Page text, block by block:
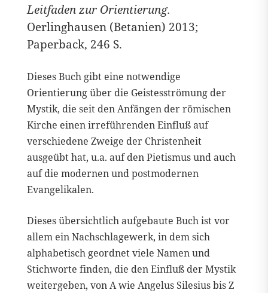
Leitfaden zur Orientierung.
Oerlinghausen (Betanien) 2013;
Paperback, 246 S.
Dieses Buch gibt eine notwendige
Orientierung über die Geistesströmung der
Mystik, die seit den Anfängen der römischen
Kirche einen irreführenden Einfluß auf
verschiedene Zweige der Christenheit
ausgeübt hat, u.a. auf den Pietismus und auch
auf die modernen und postmodernen
Evangelikalen.
Dieses übersichtlich aufgebaute Buch ist vor
allem ein Nachschlagewerk, in dem sich
alphabetisch geordnet viele Namen und
Stichworte finden, die den Einfluß der Mystik
weitergeben, von A wie Angelus Silesius bis Z